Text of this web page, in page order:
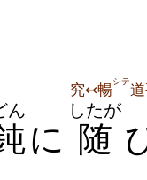
究↢暢シテ
ん
に 随
したが